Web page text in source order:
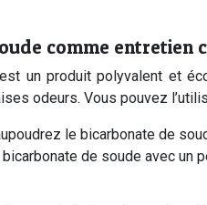
comme entretien
un produit polyvalent et
odeurs. Vous pouvez
le bicarbonate de
de soude avec un